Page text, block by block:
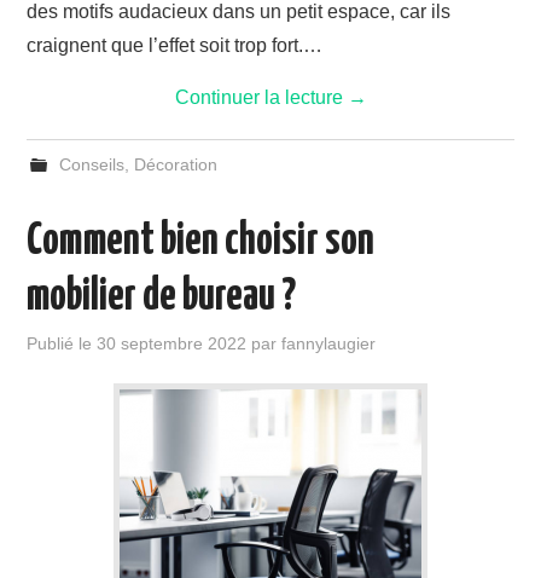
des motifs audacieux dans un petit espace, car ils
craignent que l’effet soit trop fort.…
Continuer la lecture →
Conseils, Décoration
Comment bien choisir son
mobilier de bureau ?
Publié le30 septembre 2022 parfannylaugier